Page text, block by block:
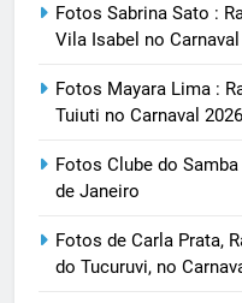
Fotos Sabrina Sato :
Vila Isabel no
Fotos Mayara Lima :
Tuiuti no Carnaval
Fotos Clube do
de Janeiro
Fotos de Carla Prata,
do Tucuruvi, no